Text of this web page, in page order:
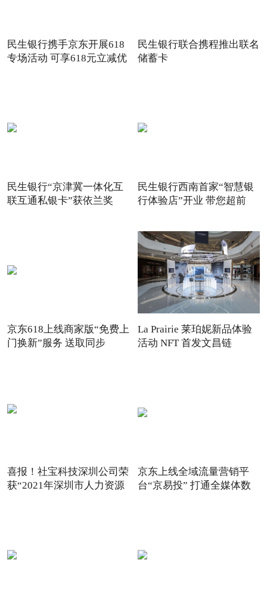
民生银行携手京东开展618
专场活动 可享618元立减优
民生银行联合携程推出联名
储蓄卡
民生银行“京津冀一体化互
联互通私银卡”获依兰奖
民生银行西南首家“智慧银
行体验店”开业 带您超前
京东618上线商家版“免费上
门换新”服务 送取同步
La Prairie 莱珀妮新品体验
活动 NFT 首发文昌链
喜报！社宝科技深圳公司荣
获“2021年深圳市人力资源
京东上线全域流量营销平
台“京易投” 打通全媒体数